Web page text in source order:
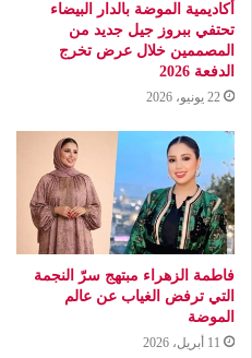
أكاديمية الموضة بالدار البيضاء
تحتفي ببروز جيل جديد من
المصممين خلال عرض تخرج
الدفعة 2026
22 يونيو، 2026
فاطمة الزهراء مبتهج سرّ النجمة
التي ترفض الغياب عن عالم
الموضة
11 أبريل، 2026